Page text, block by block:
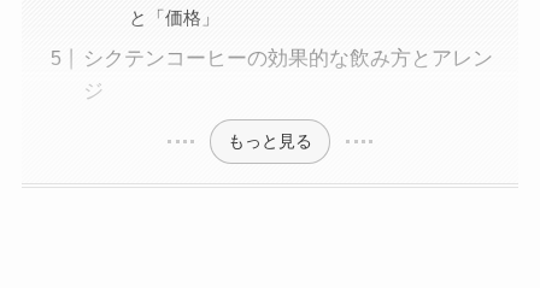
と「価格」
シクテンコーヒーの効果的な飲み方とアレン
ジ
もっと見る